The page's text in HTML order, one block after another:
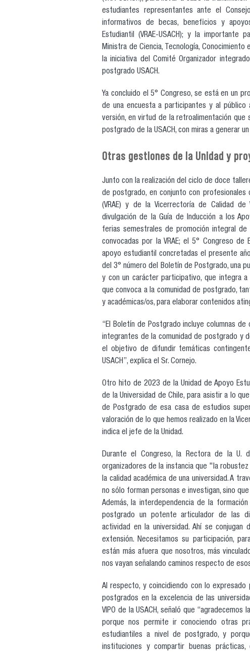
estudiantes representantes ante el
informativos de becas, beneficios y
Estudiantil (VRAE-USACH); y la importante
Ministra de Ciencia, Tecnología, Conocimiento
la iniciativa del Comité Organizador
postgrado USACH.
Ya concluido el 5° Congreso, se está en un
de una encuesta a participantes y al
versión, en virtud de la retroalimentación
postgrado de la USACH, con miras a generar
Otras gestiones de la Unidad y
Junto con la realización del ciclo de doce
de postgrado, en conjunto con profesionales
(VRAE) y de la Vicerrectoría de Calidad de
divulgación de la Guía de Inducción a los
ferias semestrales de promoción integral
convocadas por la VRAE; el 5° Congreso
apoyo estudiantil concretadas el presente
del 3° número del Boletín de Postgrado, una
y con un carácter participativo, que integra a
que convoca a la comunidad de postgrado,
y académicas/os, para elaborar contenidos
“El Boletín de Postgrado incluye columnas
integrantes de la comunidad de postgrado y
el objetivo de difundir temáticas
USACH”, explica el Sr. Cornejo.
Otro hito de 2023 de la Unidad de Apoyo
de la Universidad de Chile, para asistir a lo
de Postgrado de esa casa de estudios
valoración de lo que hemos realizado en la
indica el jefe de la Unidad.
Durante el Congreso, la Rectora de la U.
organizadores de la instancia que "la
la calidad académica de una universidad. A
no sólo forman personas e investigan, sino
Además, la interdependencia de la
postgrado un potente articulador de las
actividad en la universidad. Ahí se
extensión. Necesitamos su participación,
están más afuera que nosotros, más
nos vayan señalando caminos respecto de
Al respecto, y coincidiendo con lo
postgrados en la excelencia de las
VIPO de la USACH, señaló que
porque nos permite ir conociendo otras
estudiantiles a nivel de postgrado, y
instituciones y compartir buenas